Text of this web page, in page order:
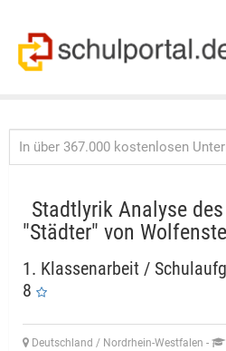
Stadtlyrik Analyse
"Städter" von
1. Klassenarbeit /
8
Deutschland / Nordrhein-Westfalen -